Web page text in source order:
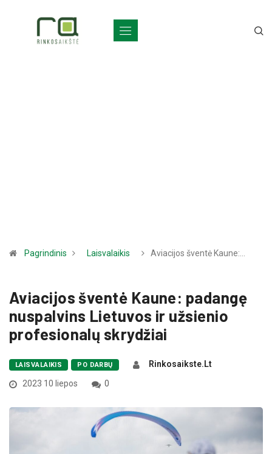
Pagrindinis Laisvalaikis Aviacijos šventė Kaune:…
Aviacijos šventė Kaune: padangę
nuspalvins Lietuvos ir užsienio
profesionalų skrydžiai
LAISVALAIKIS PO DARBŲ
Rinkosaikste.lt
2023 10 liepos
0